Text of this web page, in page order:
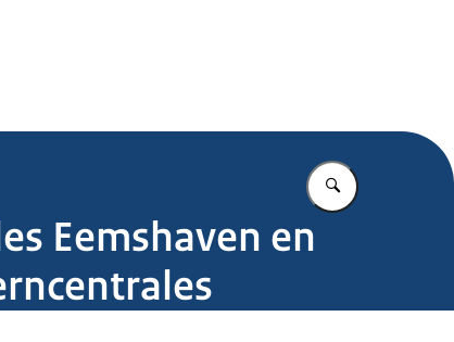
Vul in wat u
Eemshaven en